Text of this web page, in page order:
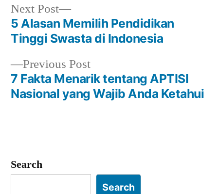
Post
navigation
Previous PostPrevious
post:
7 Fakta Menarik tentang APTISI
Nasional yang Wajib Anda Ketahui
Next Post
Next
post:
5 Alasan Memilih Pendidikan
Tinggi Swasta di Indonesia
Search
Search